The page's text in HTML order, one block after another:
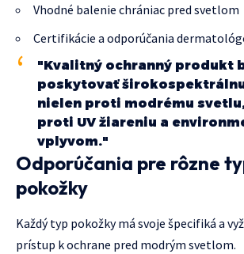
Vhodné balenie chrániac pred svetlom
Certifikácie a odporúčania
"Kvalitný ochranný produkt
poskytovať
nielen proti modrému
proti UV žiareniu a
vplyvom."
Odporúčania pre rôzne
pokožky
Každý typ pokožky má svoje špecifiká a
prístup k ochrane pred modrým svetlom.